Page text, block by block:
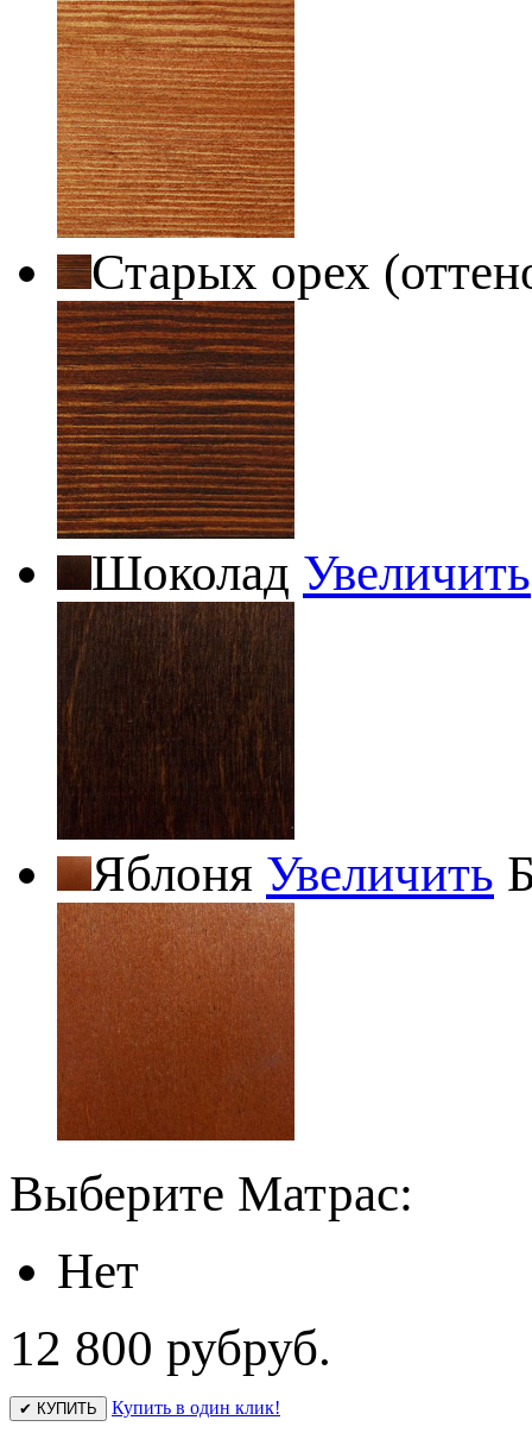
Старых орех
Шоколад Увеличить
Яблоня Увеличить
Выберите Матрас:
Нет
12 800 рубруб.
✔ КУПИТЬ Купить в один клик!